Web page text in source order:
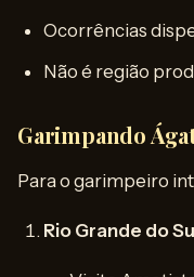
Ocorrências
Não é região
Garimpando
Para o garimpeiro
Rio Grande do